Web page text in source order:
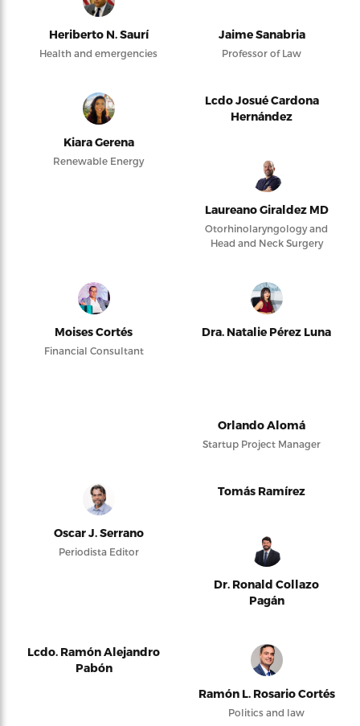
Heriberto N. Saurí
Health and emergencies
Jaime Sanabria
Professor of Law
Kiara Gerena
Renewable Energy
Lcdo Josué Cardona
Hernández
Laureano Giraldez MD
Otorhinolaryngology and
Head and Neck Surgery
Moises Cortés
Financial Consultant
Dra. Natalie Pérez Luna
Orlando Alomá
Startup Project Manager
Oscar J. Serrano
Periodista Editor
Tomás Ramírez
Dr. Ronald Collazo
Pagán
Lcdo. Ramón Alejandro
Pabón
Ramón L. Rosario Cortés
Politics and law